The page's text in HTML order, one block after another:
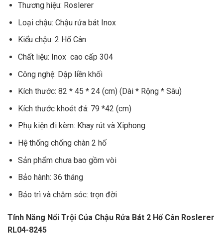
Thương hiệu: Roslerer
Loại chậu: Chậu rửa bát Inox
Kiểu chậu: 2 Hố Cân
Chất liệu: Inox cao cấp 304
Công nghệ: Dập liền khối
Kích thước: 82 * 45 * 24 (cm) (Dài * Rộng * Sâu)
Kích thước khoét đá: 79 *42 (cm)
Phụ kiện đi kèm: Khay rút và Xiphong
Hệ thống chống chàn 2 hố
Sản phẩm chưa bao gồm vòi
Bảo hành: 36 tháng
Bảo trì và chăm sóc: trọn đời
Tính Năng Nổi Trội Của Chậu Rửa Bát 2 Hố Cân Roslerer
RL04-8245